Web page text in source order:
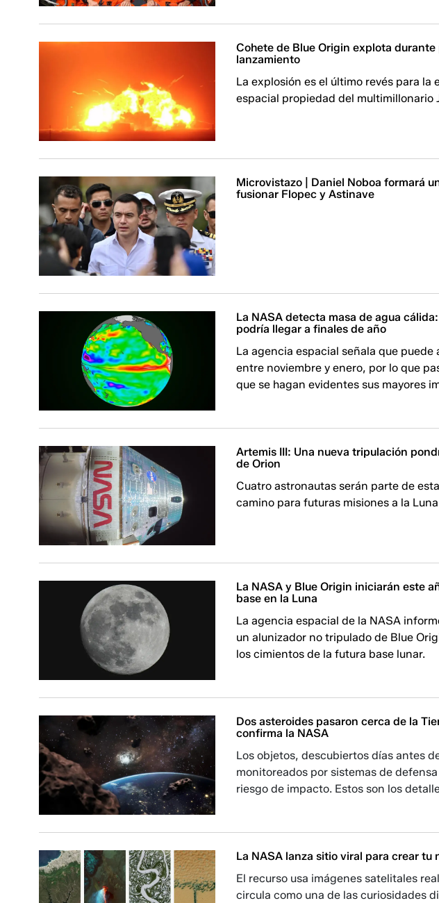
Cohete de Blue Origin explota
lanzamiento
La explosión es el último revés para la
espacial propiedad del multimillonario
Microvistazo | Daniel Noboa formará
fusionar Flopec y Astinave
La NASA detecta masa de agua
podría llegar a finales de año
La agencia espacial señala que
entre noviembre y enero, por lo que
que se hagan evidentes sus mayores
Artemis III: Una nueva tripulación
de Orion
Cuatro astronautas serán parte de
camino para futuras misiones a la
La NASA y Blue Origin iniciarán este
base en la Luna
La agencia espacial de la NASA
un alunizador no tripulado de Blue
los cimientos de la futura base lunar.
Dos asteroides pasaron cerca de la
confirma la NASA
Los objetos, descubiertos días antes
monitoreados por sistemas de
riesgo de impacto. Estos son los
La NASA lanza sitio viral para crear tu
El recurso usa imágenes satelitales
circula como una de las curiosidades